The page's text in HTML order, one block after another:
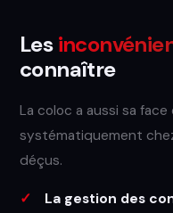
Les
connaître
La coloc a aussi sa
systématiquement
déçus.
La gestion des